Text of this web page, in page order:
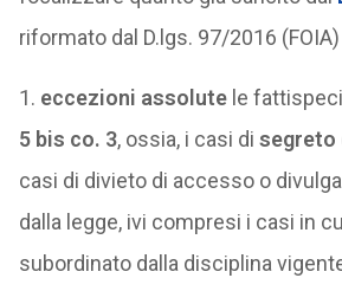
riformato dal D.lgs. 97/2016
1. eccezioni assolutele
5 bis co. 3, ossia, i casi di segreto
casi di divieto di accesso o
dalla legge, ivi compresi i casi in
subordinato dalla disciplina